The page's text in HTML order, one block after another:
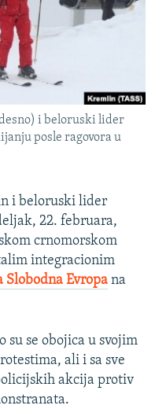
i beloruski lider
posle ragovora u
i beloruski lider
22. februara,
crnomorskom
integracionim
Slobodna Evropa na
su se obojica u svojim
ali i sa sve
akcija protiv